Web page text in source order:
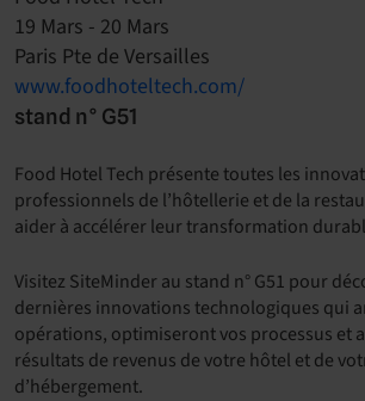
19 Mars - 20 Mars
Paris Pte de Versailles
www.foodhoteltech.com/
stand n° G51
Food Hotel Tech présente toutes les
professionnels de l’hôtellerie et de la
aider à accélérer leur transformation
Visitez SiteMinder au stand n° G51 pour
dernières innovations technologiques qui
opérations, optimiseront vos processus et
résultats de revenus de votre hôtel et de
d’hébergement.